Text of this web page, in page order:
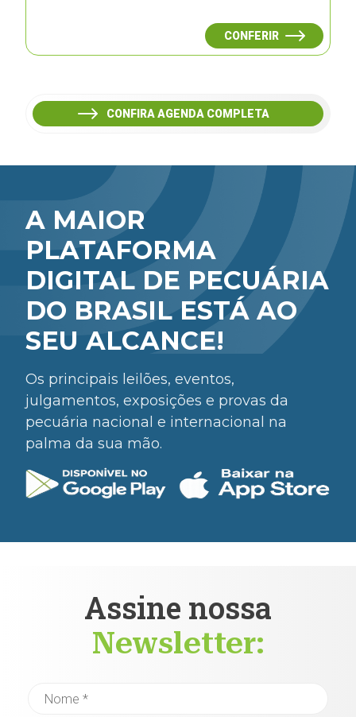
CONFERIR
CONFIRA AGENDA COMPLETA
A MAIOR
PLATAFORMA
DIGITAL DE PECUÁRIA
DO BRASIL ESTÁ AO
SEU ALCANCE!
Os principais leilões, eventos,
julgamentos, exposições e provas da
pecuária nacional e internacional na
palma da sua mão.
Assine nossa
Newsletter: